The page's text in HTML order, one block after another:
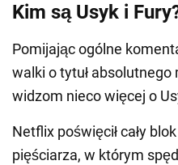
Kim są Usyk i
Pomijając ogólne
walki o tytuł
widzom nieco więcej o
Netflix poświęcił cały
pięściarza, w którym